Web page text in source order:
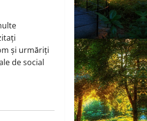
și urmăriți
de social